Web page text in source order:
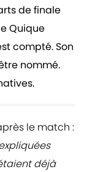
de finale
Quique
compté. Son
nommé.
le match :
déjà